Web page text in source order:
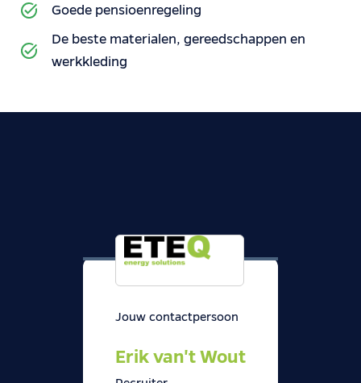
Goede pensioenregeling
De beste materialen, gereedschappen en
werkkleding
Jouw contactpersoon
Erik van't Wout